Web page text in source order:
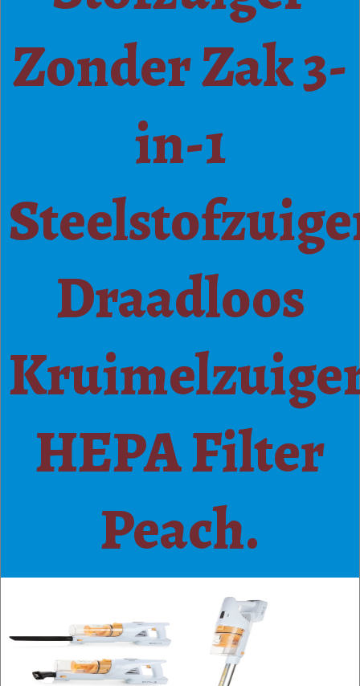
Zonder Zak 3-
in-1
Draadloos
HEPA Filter
Peach.